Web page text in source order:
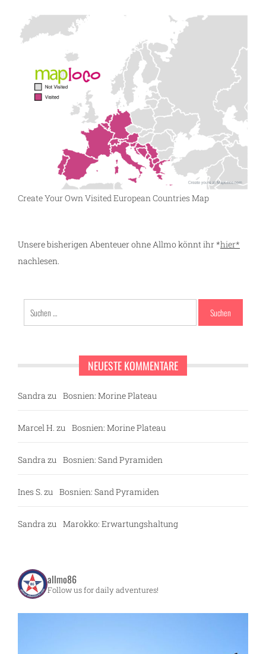
Create Your Own Visited European Countries Map
Unsere bisherigen Abenteuer ohne Allmo könnt ihr *hier*
nachlesen.
Suchen
nach:
NEUESTE KOMMENTARE
Sandra zu Bosnien: Morine Plateau
Marcel H. zu Bosnien: Morine Plateau
Sandra zu Bosnien: Sand Pyramiden
Ines S. zu Bosnien: Sand Pyramiden
Sandra zu Marokko: Erwartungshaltung
allmo86
Follow us for daily adventures!